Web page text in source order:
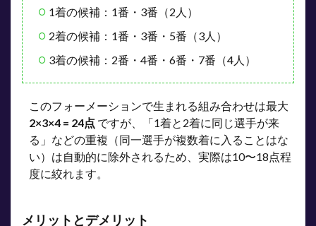
1着の候補：1番・3番（2人）
2着の候補：1番・3番・5番（3人）
3着の候補：2番・4番・6番・7番（4人）
このフォーメーションで生まれる組み合わせは最大
2×3×4 = 24点 ですが、「1着と2着に同じ選手が来
る」などの重複（同一選手が複数着に入ることはな
い）は自動的に除外されるため、実際は10〜18点程
度に絞れます。
メリットとデメリット